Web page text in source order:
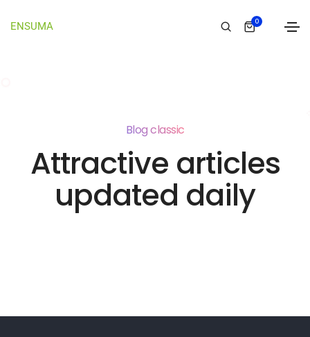
ENSUMA 0
Blog classic
Attractive articles
updated daily